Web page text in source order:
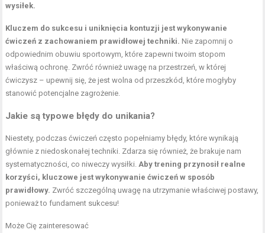
wysiłek.
Kluczem do sukcesu i uniknięcia kontuzji jest wykonywanie
ćwiczeń z zachowaniem prawidłowej techniki. Nie zapomnij o
odpowiednim obuwiu sportowym, które zapewni twoim stopom
właściwą ochronę. Zwróć również uwagę na przestrzeń, w której
ćwiczysz – upewnij się, że jest wolna od przeszkód, które mogłyby
stanowić potencjalne zagrożenie.
Jakie są typowe błędy do unikania?
Niestety, podczas ćwiczeń często popełniamy błędy, które wynikają
głównie z niedoskonałej techniki. Zdarza się również, że brakuje nam
systematyczności, co niweczy wysiłki. Aby trening przynosił realne
korzyści, kluczowe jest wykonywanie ćwiczeń w sposób
prawidłowy. Zwróć szczególną uwagę na utrzymanie właściwej postawy,
ponieważ to fundament sukcesu!
Może Cię zainteresować